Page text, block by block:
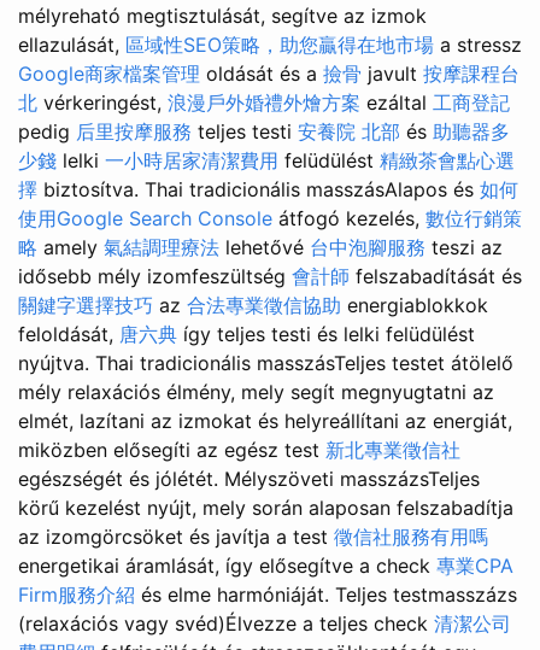
mélyreható megtisztulását, segítve az izmok
ellazulását, 區域性SEO策略，助您贏得在地市場 a stressz
Google商家檔案管理 oldását és a 撿骨 javult 按摩課程台
北 vérkeringést, 浪漫戶外婚禮外燴方案 ezáltal 工商登記
pedig 后里按摩服務 teljes testi 安養院 北部 és 助聽器多
少錢 lelki 一小時居家清潔費用 felüdülést 精緻茶會點心選
擇 biztosítva. Thai tradicionális masszásAlapos és 如何
使用Google Search Console átfogó kezelés, 數位行銷策
略 amely 氣結調理療法 lehetővé 台中泡腳服務 teszi az
idősebb mély izomfeszültség 會計師 felszabadítását és
關鍵字選擇技巧 az 合法專業徵信協助 energiablokkok
feloldását, 唐六典 így teljes testi és lelki felüdülést
nyújtva. Thai tradicionális masszásTeljes testet átölelő
mély relaxációs élmény, mely segít megnyugtatni az
elmét, lazítani az izmokat és helyreállítani az energiát,
miközben elősegíti az egész test 新北專業徵信社
egészségét és jólétét. Mélyszöveti masszázsTeljes
körű kezelést nyújt, mely során alaposan felszabadítja
az izomgörcsöket és javítja a test 徵信社服務有用嗎
energetikai áramlását, így elősegítve a check 專業CPA
Firm服務介紹 és elme harmóniáját. Teljes testmasszázs
(relaxációs vagy svéd)Élvezze a teljes check 清潔公司